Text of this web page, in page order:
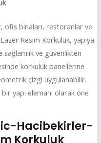
ofis binaları, restoranlar ve
Kesim Korkuluk, yapıya
ve güvenlikten
korkuluk panellerine
çizgi uygulanabilir.
yapı elemanı olarak öne
Hacibekirler-
Korkuluk